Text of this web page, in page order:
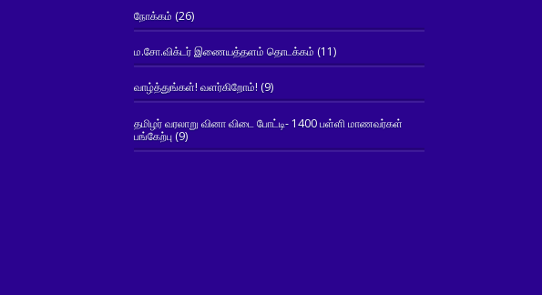
நோக்கம் (26)
ம.சோ.விக்டர் இணையத்தளம் தொடக்கம் (11)
வாழ்த்துங்கள்! வளர்கிறோம்! (9)
தமிழர் வரலாறு வினா விடை போட்டி- 1400 பள்ளி மாணவர்கள்
பங்கேற்பு(9)